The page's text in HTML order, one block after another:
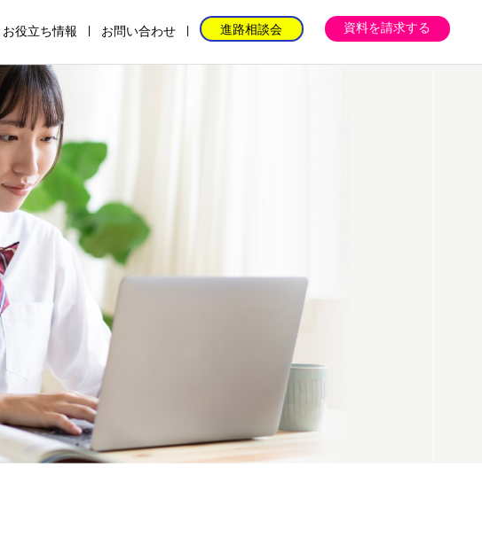
お役立ち情報 お問い合わせ 進路相談会 資料を請求する